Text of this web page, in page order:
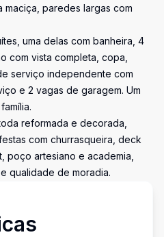
maciça, paredes largas com
uma delas com banheira, 4
com vista completa, copa,
serviço independente com
e 2 vagas de garagem. Um
reformada e decorada,
com churrasqueira, deck
poço artesiano e academia,
qualidade de moradia.